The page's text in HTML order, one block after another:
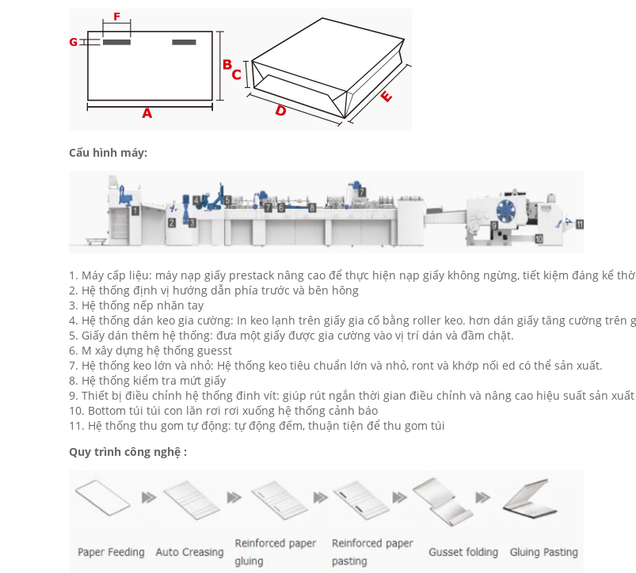
Cấu hình máy:
1. Máy cấp liệu: máy nạp giấy prestack nâng cao để thực hiện nạp giấy không ngừng, tiết kiệm đáng kể
2. Hệ thống định vị hướng dẫn phía trước và bên hông
3. Hệ thống nếp nhăn tay
4. Hệ thống dán keo gia cường: In keo lạnh trên giấy gia cố bằng roller keo. hơn dán giấy tăng cường trên
5. Giấy dán thêm hệ thống: đưa một giấy được gia cường vào vị trí dán và đầm chặt.
6. M xây dựng hệ thống guesst
7. Hệ thống keo lớn và nhỏ: Hệ thống keo tiêu chuẩn lớn và nhỏ, ront và khớp nối ed có thể sản xuất.
8. Hệ thống kiểm tra mứt giấy
9. Thiết bị điều chỉnh hệ thống đinh vít: giúp rút ngắn thời gian điều chỉnh và nâng cao hiệu suất sản
10. Bottom túi túi con lăn rơi rơi xuống hệ thống cảnh báo
11. Hệ thống thu gom tự động: tự động đếm, thuận tiện để thu gom túi
Quy trình công nghệ :